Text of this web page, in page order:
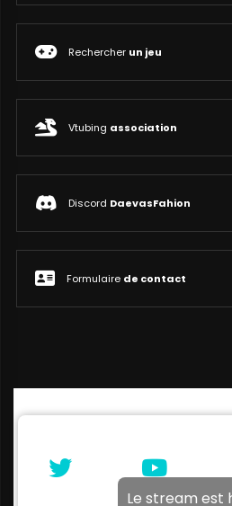
Rechercher un jeu
Vtubing association
Discord DaevasFahion
Formulaire de contact
Le stream est